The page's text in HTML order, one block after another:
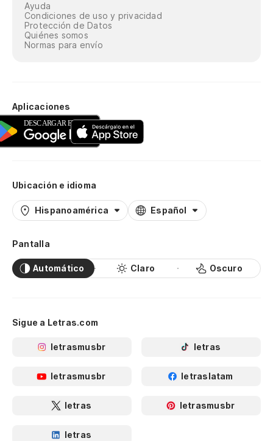
Ayuda
Condiciones de uso y privacidad
Protección de Datos
Quiénes somos
Normas para envío
Aplicaciones
Ubicación e idioma
Hispanoamérica Español
Pantalla
Automático Claro Oscuro
Sigue a Letras.com
letrasmusbr letras
letrasmusbr letraslatam
letras letrasmusbr
letras